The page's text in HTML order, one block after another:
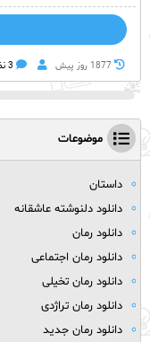
1877 روز پيش 3 نظر
موضوعات
داستان
دانلود دلنوشته عاشقانه
دانلود رمان
دانلود رمان اجتماعی
دانلود رمان تخیلی
دانلود رمان تراژدی
دانلود رمان جدید